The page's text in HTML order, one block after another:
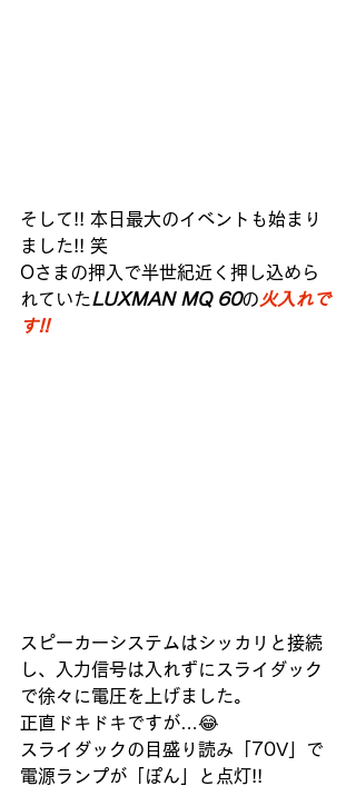
そして!! 本日最大のイベントも始まり
ました!! 笑
Oさまの押入で半世紀近く押し込めら
れていた LUXMAN MQ 60の 火入れで
す!!
スピーカーシステムはシッカリと接続
し、入力信号は入れずにスライダック
で徐々に電圧を上げました。
正直ドキドキですが…😂
スライダックの目盛り読み「70V」で
電源ランプが「ぽん」と点灯!!